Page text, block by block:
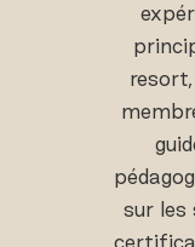
sur les